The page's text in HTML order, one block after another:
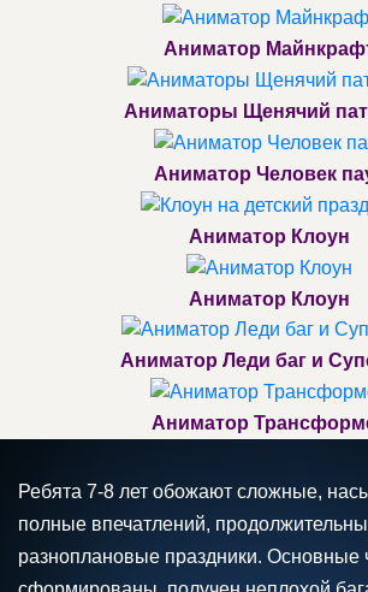
Аниматор
Аниматоры Щенячий
Аниматор Человек
Аниматор Клоун
Аниматор Клоун
Аниматор Леди баг и
Аниматор
Ребята 7-8 лет обожают сложные,
полные впечатлений,
разноплановые праздники. Основные